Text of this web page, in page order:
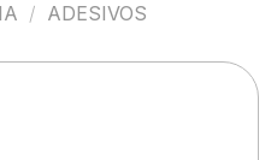
/ ADESIVOS